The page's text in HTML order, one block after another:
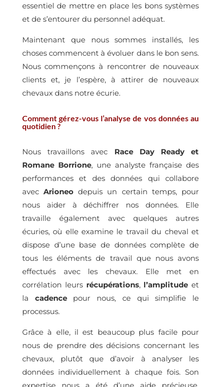
essentiel de mettre en place les bons systèmes
et de s’entourer du personnel adéquat.
Maintenant que nous sommes installés, les
choses commencent à évoluer dans le bon sens.
Nous commençons à rencontrer de nouveaux
clients et, je l’espère, à attirer de nouveaux
chevaux dans notre écurie.
Comment gérez-vous l’analyse de vos données au
quotidien ?
Nous travaillons avec Race Day Ready et
Romane Borrione, une analyste française des
performances et des données qui collabore
avecArioneo depuis un certain temps, pour
nous aider à déchiffrer nos données. Elle
travaille également avec quelques autres
écuries, où elle examine le travail du cheval et
dispose d’une base de données complète de
tous les éléments de travail que nous avons
effectués avec les chevaux. Elle met en
corrélation leurs récupérations, l’amplitude et
la cadencepour nous, ce qui simplifie le
processus.
Grâce à elle, il est beaucoup plus facile pour
nous de prendre des décisions concernant les
chevaux, plutôt que d’avoir à analyser les
données individuellement à chaque fois. Son